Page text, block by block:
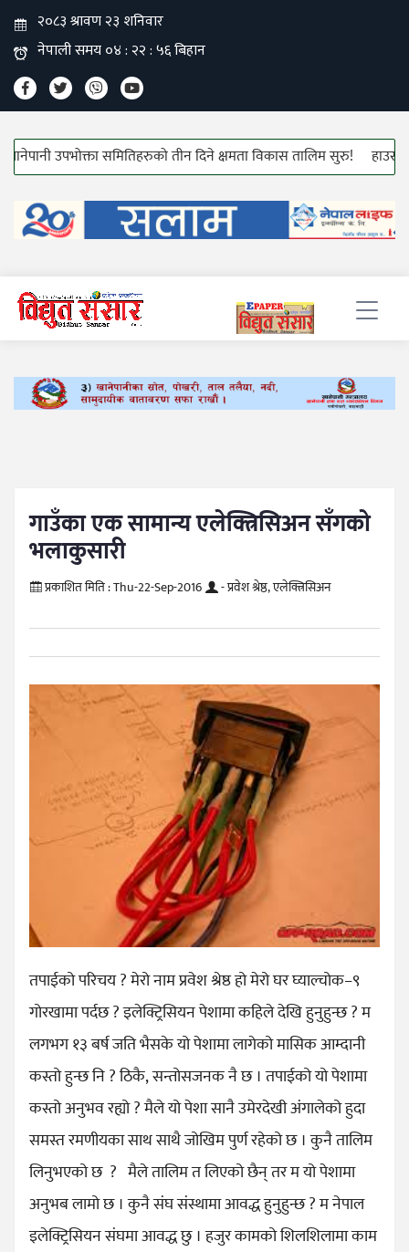
उपभोक्ता समितिहरुको तीन दिने क्षमता विकास तालिम सुरु! हाउस
गाउँका एक सामान्य एलेक्त्रिसिअन सँगको
भलाकुसारी
प्रकाशित मिति :Thu-22-Sep-2016 - प्रवेश श्रेष्ठ, एलेक्त्रिसिअन
तपाईको परिचय ? मेरो नाम प्रवेश श्रेष्ठ हो मेरो घर घ्याल्चोक–९
गोरखामा पर्दछ ? इलेक्ट्रिसियन पेशामा कहिले देखि हुनुहुन्छ ? म
लगभग १३ बर्ष जति भैसके यो पेशामा लागेको मासिक आम्दानी
कस्तो हुन्छ नि ? ठिकै, सन्तोसजनक नै छ । तपाईको यो पेशामा
कस्तो अनुभव रह्यो ? मैले यो पेशा सानै उमेरदेखी अंगालेको हुदा
समस्त रमणीयका साथ साथै जोखिम पुर्ण रहेको छ । कुनै तालिम
लिनुभएको छ ? मैले तालिम त लिएको छैन् तर म यो पेशामा
अनुभब लामो छ । कुनै संघ संस्थामा आवद्ध हुनुहुन्छ ? म नेपाल
इलेक्ट्रिसियन संघमा आवद्ध छु । हजुर कामको शिलशिलामा काम